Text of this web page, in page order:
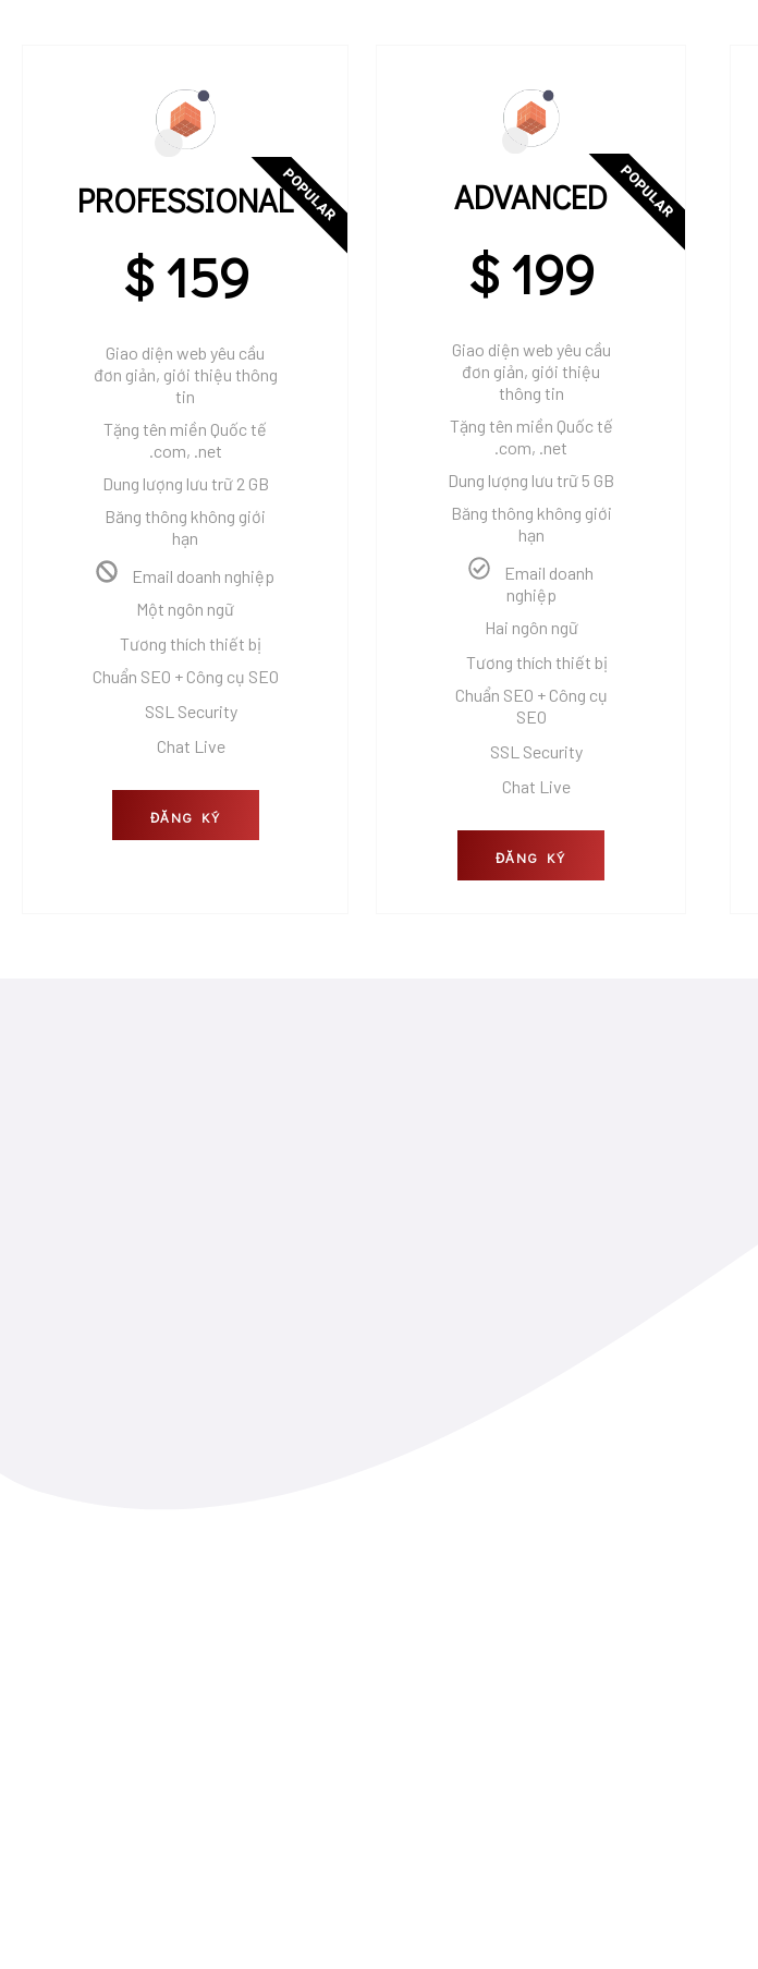
PROFESSIONAL
$ 159
Giao diện web yêu cầu
đơn giản, giới thiệu thông
tin
Tặng tên miền Quốc tế
.com, .net
Dung lượng lưu trữ 2 GB
Băng thông không giới
hạn
Email doanh nghiệp
Một ngôn ngữ
Tương thích thiết bị
Chuẩn SEO + Công cụ SEO
SSL Security
Chat Live
ĐĂNG KÝ
POPULAR ADVANCED
$ 199
Giao diện web yêu cầu
đơn giản, giới thiệu
thông tin
Tặng tên miền Quốc tế
.com, .net
Dung lượng lưu trữ 5 GB
Băng thông không giới
hạn
Email doanh
nghiệp
Hai ngôn ngữ
Tương thích thiết bị
Chuẩn SEO + Công cụ
SEO
SSL Security
Chat Live
ĐĂNG KÝ
POPULAR